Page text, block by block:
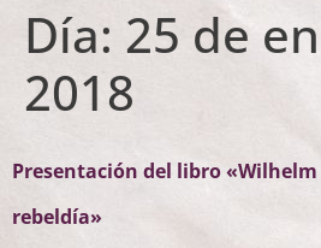
Día: 25 de
2018
Presentación del libro
rebeldía»